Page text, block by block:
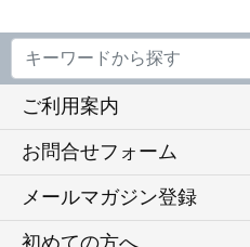
ご利用案内
お問合せフォーム
メールマガジン登録